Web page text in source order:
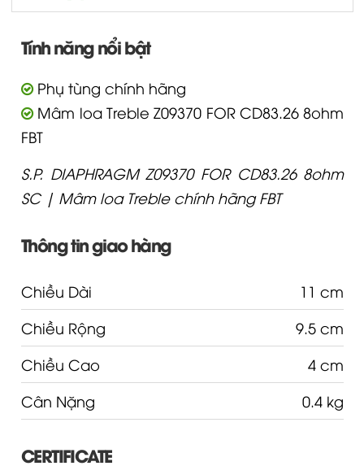
Tính năng nổi bật
Phụ tùng chính hãng
Mâm loa Treble Z09370 FOR CD83.26 8ohm
FBT
S.P. DIAPHRAGM Z09370 FOR CD83.26 8ohm
SC | Mâm loa Treble chính hãng FBT
Thông tin giao hàng
Chiều Dài
11 cm
Chiều Rộng
9.5 cm
Chiều Cao
4 cm
Cân Nặng
0.4 kg
CERTIFICATE